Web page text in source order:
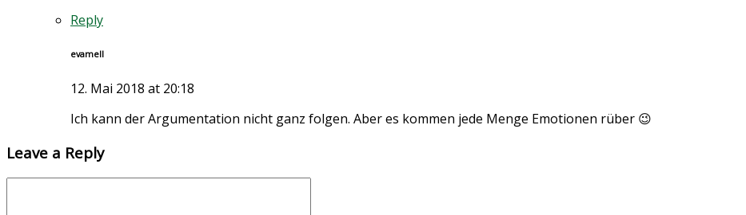
Reply
evamell
12. Mai 2018 at 20:18
Ich kann der Argumentation nicht ganz folgen. Aber es kommen jede Menge Emotionen rüber 😉
Leave a Reply